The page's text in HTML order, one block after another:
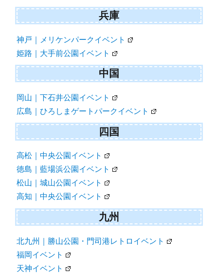
兵庫
神戸｜メリケンパークイベント
姫路｜大手前公園イベント
中国
岡山｜下石井公園イベント
広島｜ひろしまゲートパークイベント
四国
高松｜中央公園イベント
徳島｜藍場浜公園イベント
松山｜城山公園イベント
高知｜中央公園イベント
九州
北九州｜勝山公園・門司港レトロイベント
福岡イベント
天神イベント